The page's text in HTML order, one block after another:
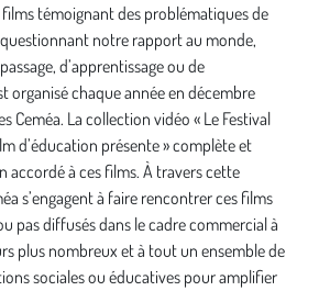
témoignant des problématiques de
notre rapport au monde,
d’apprentissage ou de
organisé chaque année en décembre
Ceméa. La collection vidéo « Le Festival
d’éducation présente » complète et
accordé à ces films. À travers cette
s’engagent à faire rencontrer ces films
pas diffusés dans le cadre commercial à
plus nombreux et à tout un ensemble de
sociales ou éducatives pour amplifier